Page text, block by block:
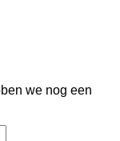
we nog een